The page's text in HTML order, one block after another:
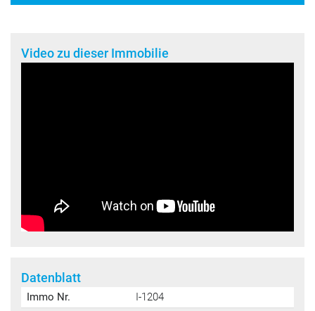
Video zu dieser Immobilie
Datenblatt
Immo Nr.
I-1204